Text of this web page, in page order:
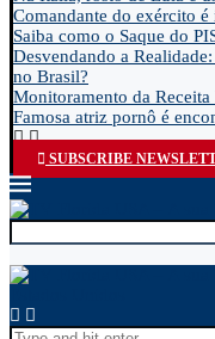
Comandante do exército
Saiba como o Saque do
Desvendando a
no Brasil?
Monitoramento da
Famosa atriz pornô é
SUBSCRIBE